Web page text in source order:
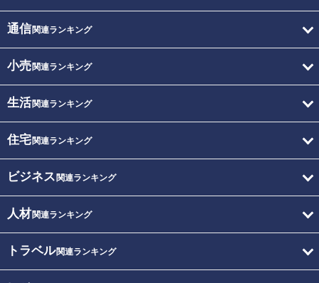
通信関連ランキング
小売関連ランキング
生活関連ランキング
住宅関連ランキング
ビジネス 関連ランキング
人材関連ランキング
トラベル関連ランキング